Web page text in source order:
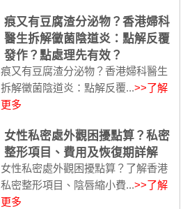
痕又有豆腐渣分泌物？香港婦科
醫生拆解黴菌陰道炎：點解反覆
發作？點處理先有效？
痕又有豆腐渣分泌物？香港婦科醫生
拆解黴菌陰道炎：點解反覆...>>了解
更多
女性私密處外觀困擾點算？私密
整形項目、費用及恢復期詳解
女性私密處外觀困擾點算？了解香港
私密整形項目、陰唇縮小費...>>了解
更多